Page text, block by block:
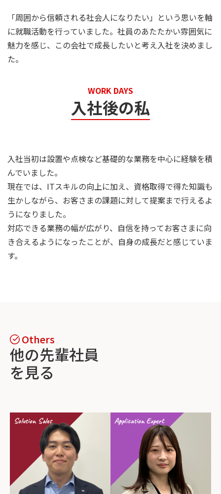
「周囲から信頼される社会人になりたい」という思いを軸
に就職活動を行っていました。社員のあたたかい雰囲気に
魅力を感じ、この会社で成長したいと考え入社を決めまし
た。
入社後の私
WORK DAYS
入社当初は設置や点検など基礎的な業務を中心に経験を積
んでいました。
現在では、ITスキルの向上に加え、資格取得で得た知識も
生かしながら、お客さまの課題に対して提案まで行えるよ
うになりました。
対応できる業務の幅が広がり、自信を持ってお客さまに向
き合えるようになったことが、自身の成長だと感じていま
す。
他の先輩社員
を見る
Solution Sales Application Expert